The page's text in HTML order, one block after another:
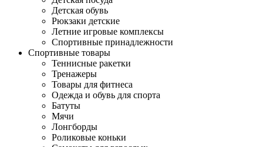
Детская обувь
Рюкзаки детские
Летние игровые комплексы
Спортивные принадлежности
Спортивные товары
Теннисные ракетки
Тренажеры
Товары для фитнеса
Одежда и обувь для спорта
Батуты
Мячи
Лонгборды
Роликовые коньки